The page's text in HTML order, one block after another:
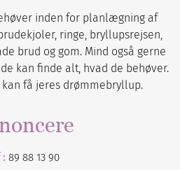
inden for planlægning af
ringe, bryllupsrejsen,
brud og gom. Mind også gerne
kan finde alt, hvad de behøver.
få jeres drømmebryllup.
89 88 13 90